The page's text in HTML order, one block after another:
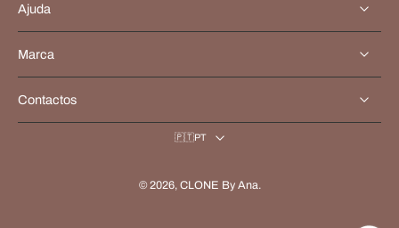
Ajuda
Marca
Contactos
🇵🇹PT
© 2026, CLONE By Ana.